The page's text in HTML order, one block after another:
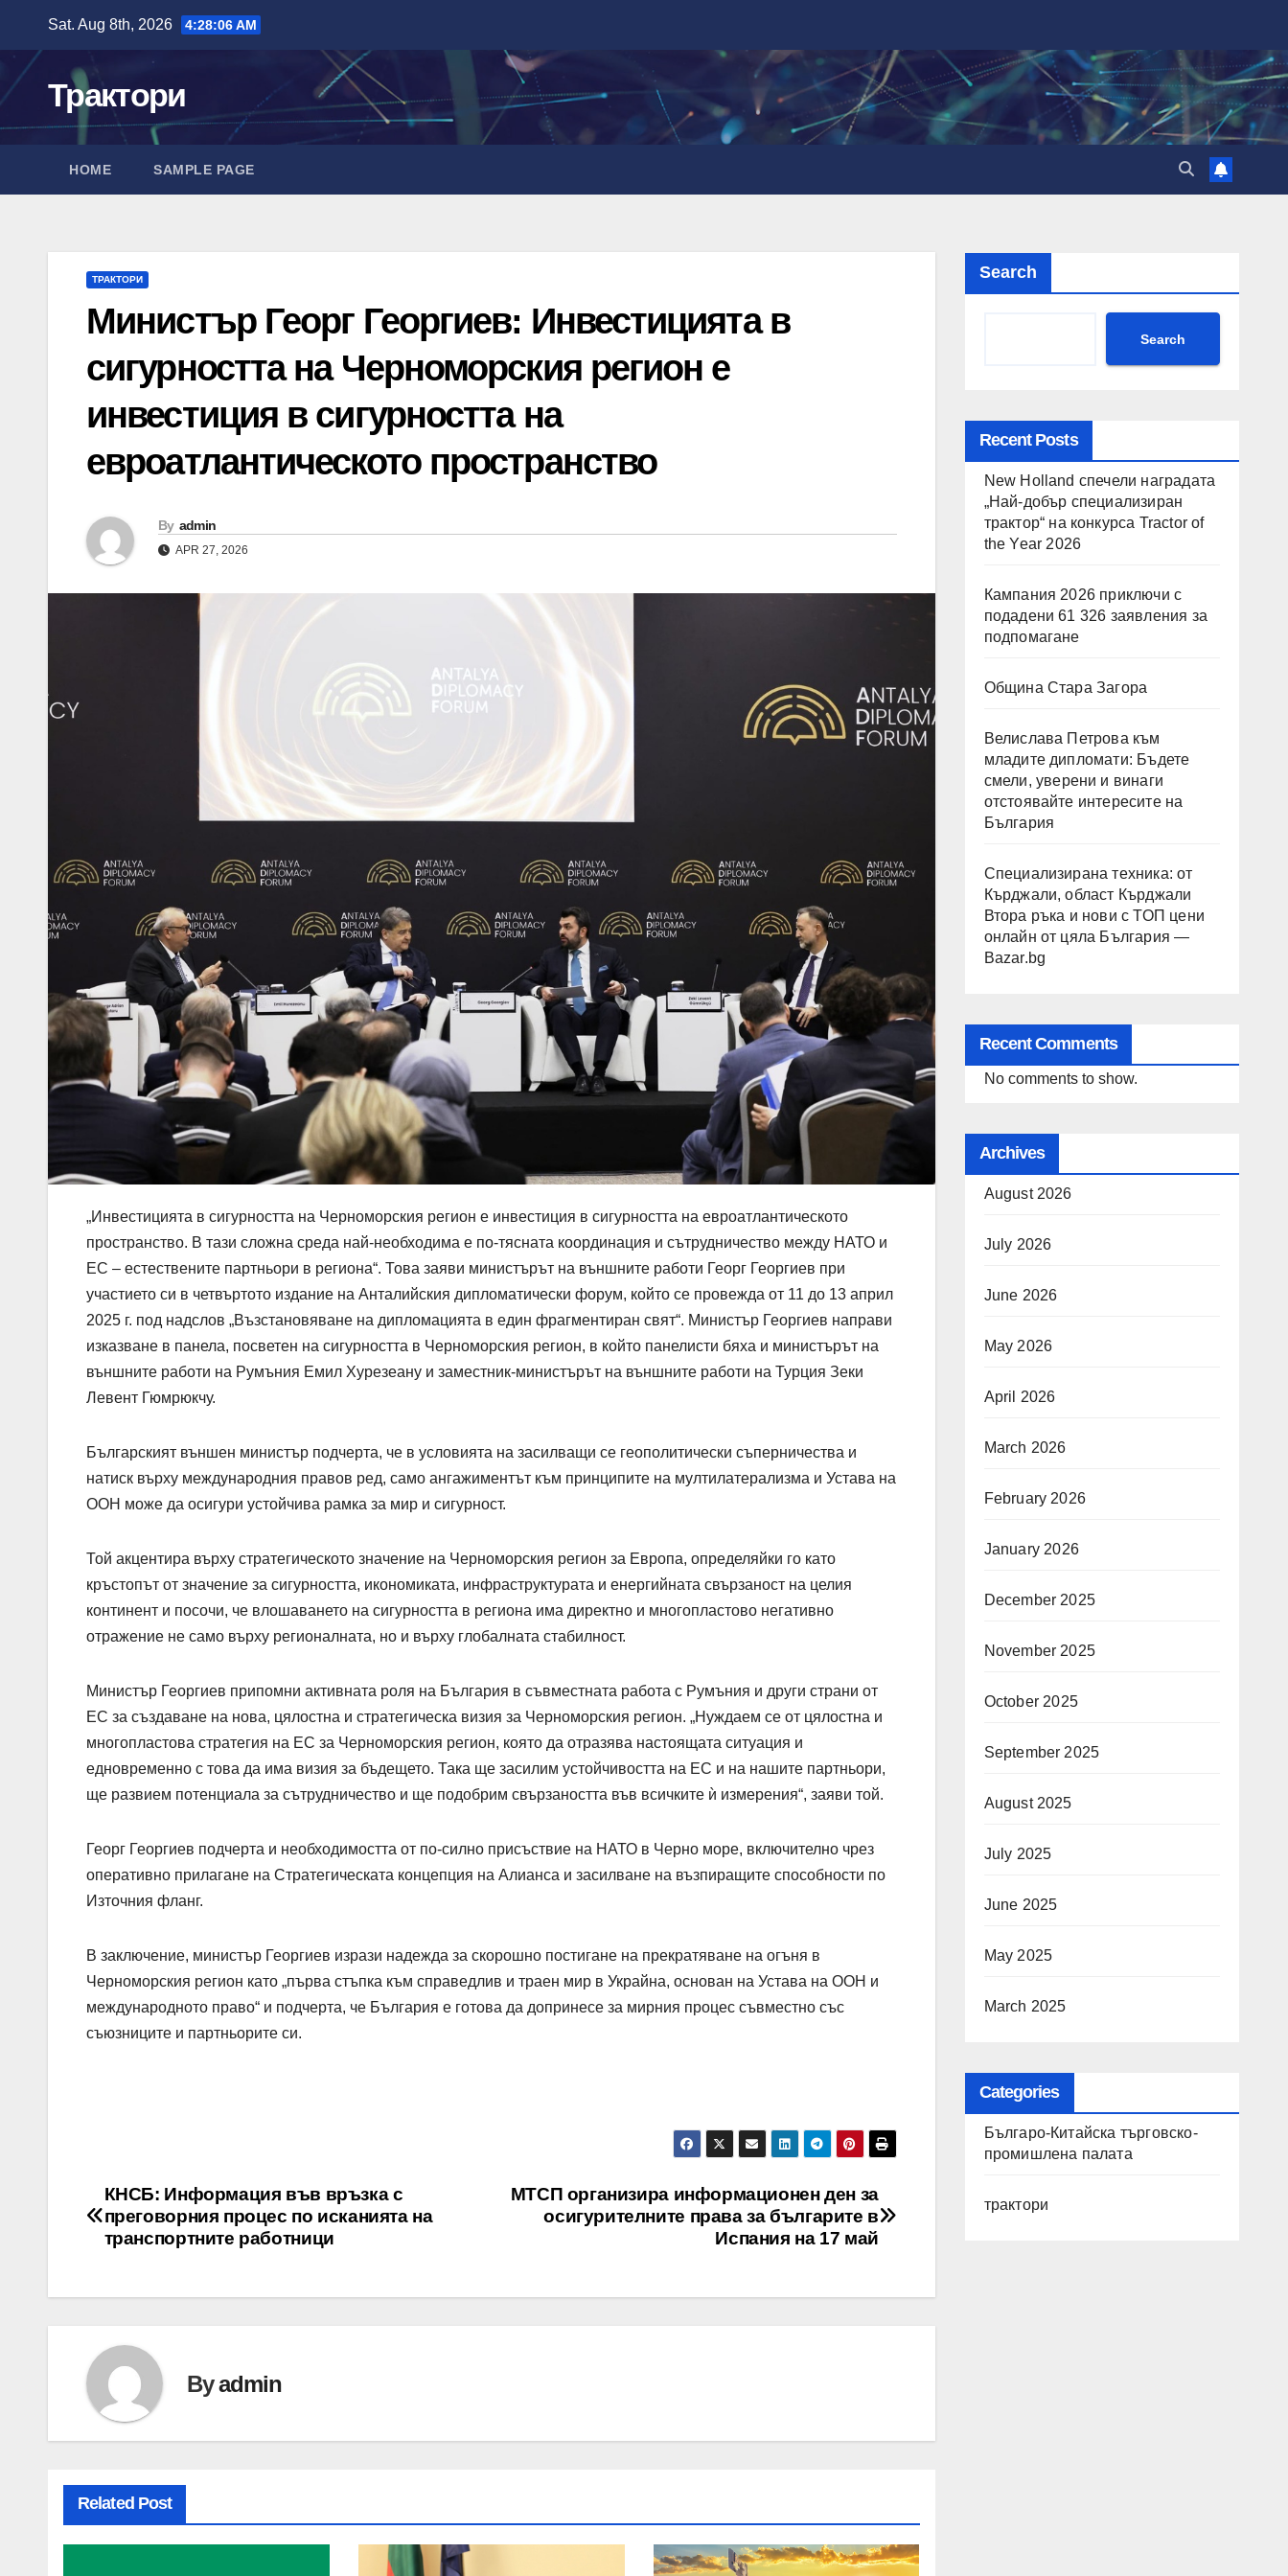
content
Sat. Aug 8th, 2026 4:28:07 AM
Трактори
HOME SAMPLE PAGE
ТРАКТОРИ
Министър Георг Георгиев: Инвестицията в
сигурността на Черноморския регион е
инвестиция в сигурността на
евроатлантическото пространство
By admin
APR 27, 2026
„Инвестицията в сигурността на Черноморския регион е инвестиция в сигурността на евроатлантическото
пространство. В тази сложна среда най-необходима е по-тясната координация и сътрудничество между НАТО и
ЕС – естествените партньори в региона“. Това заяви министърът на външните работи Георг Георгиев при
участието си в четвъртото издание на Анталийския дипломатически форум, който се провежда от 11 до 13 април
2025 г. под надслов „Възстановяване на дипломацията в един фрагментиран свят“. Министър Георгиев направи
изказване в панела, посветен на сигурността в Черноморския регион, в който панелисти бяха и министърът на
външните работи на Румъния Емил Хурезеану и заместник-министърът на външните работи на Турция Зеки
Левент Гюмрюкчу.
Българският външен министър подчерта, че в условията на засилващи се геополитически съперничества и
натиск върху международния правов ред, само ангажиментът към принципите на мултилатерализма и Устава на
ООН може да осигури устойчива рамка за мир и сигурност.
Той акцентира върху стратегическото значение на Черноморския регион за Европа, определяйки го като
кръстопът от значение за сигурността, икономиката, инфраструктурата и енергийната свързаност на целия
континент и посочи, че влошаването на сигурността в региона има директно и многопластово негативно
отражение не само върху регионалната, но и върху глобалната стабилност.
Министър Георгиев припомни активната роля на България в съвместната работа с Румъния и други страни от
ЕС за създаване на нова, цялостна и стратегическа визия за Черноморския регион. „Нуждаем се от цялостна и
многопластова стратегия на ЕС за Черноморския регион, която да отразява настоящата ситуация и
едновременно с това да има визия за бъдещето. Така ще засилим устойчивостта на ЕС и на нашите партньори,
ще развием потенциала за сътрудничество и ще подобрим свързаността във всичките ѝ измерения“, заяви той.
Георг Георгиев подчерта и необходимостта от по-силно присъствие на НАТО в Черно море, включително чрез
оперативно прилагане на Стратегическата концепция на Алианса и засилване на възпиращите способности по
Източния фланг.
В заключение, министър Георгиев изрази надежда за скорошно постигане на прекратяване на огъня в
Черноморския регион като „първа стъпка към справедлив и траен мир в Украйна, основан на Устава на ООН и
международното право“ и подчерта, че България е готова да допринесе за мирния процес съвместно със
съюзниците и партньорите си.
Post
navigation
МТСП организира информационен ден за
осигурителните права за българите в
Испания на 17 май
КНСБ: Информация във връзка с
преговорния процес по исканията на
транспортните работници
Byadmin
Related Post
Search
Search
Recent Posts
New Holland спечели наградата
„Най-добър специализиран
трактор“ на конкурса Tractor of
the Year 2026
Кампания 2026 приключи с
подадени 61 326 заявления за
подпомагане
Община Стара Загора
Велислава Петрова към
младите дипломати: Бъдете
смели, уверени и винаги
отстоявайте интересите на
България
Специализирана техника: от
Кърджали, област Кърджали
Втора ръка и нови с ТОП цени
онлайн от цяла България —
Bazar.bg
Recent Comments
No comments to show.
Archives
August 2026
July 2026
June 2026
May 2026
April 2026
March 2026
February 2026
January 2026
December 2025
November 2025
October 2025
September 2025
August 2025
July 2025
June 2025
May 2025
March 2025
Categories
Българо-Китайска търговско-
промишлена палата
трактори